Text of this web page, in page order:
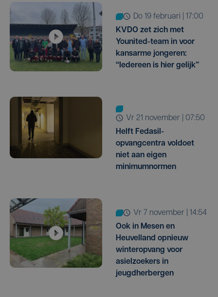
do 19 februari | 17:00
KVDO zet zich met
Younited-team in voor
kansarme jongeren:
“Iedereen is hier gelijk”
vr 21 november | 07:50
Helft Fedasil-
opvangcentra voldoet
niet aan eigen
minimumnormen
vr 7 november | 14:54
Ook in Mesen en
Heuvelland opnieuw
winteropvang voor
asielzoekers in
jeugdherbergen